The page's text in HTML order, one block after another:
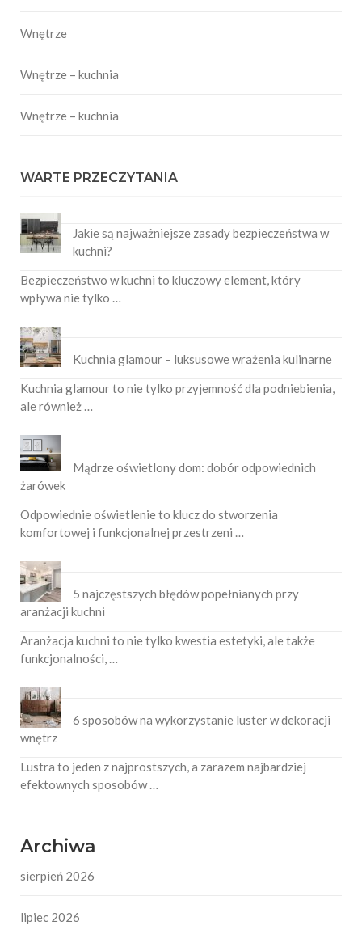
Wnętrze
Wnętrze – kuchnia
Wnętrze – kuchnia
WARTE PRZECZYTANIA
Jakie są najważniejsze zasady bezpieczeństwa w
kuchni?
Bezpieczeństwo w kuchni to kluczowy element, który
wpływa nie tylko …
Kuchnia glamour – luksusowe wrażenia kulinarne
Kuchnia glamour to nie tylko przyjemność dla podniebienia,
ale również …
Mądrze oświetlony dom: dobór odpowiednich
żarówek
Odpowiednie oświetlenie to klucz do stworzenia
komfortowej i funkcjonalnej przestrzeni …
5 najczęstszych błędów popełnianych przy
aranżacji kuchni
Aranżacja kuchni to nie tylko kwestia estetyki, ale także
funkcjonalności, …
6 sposobów na wykorzystanie luster w dekoracji
wnętrz
Lustra to jeden z najprostszych, a zarazem najbardziej
efektownych sposobów …
Archiwa
sierpień 2026
lipiec 2026